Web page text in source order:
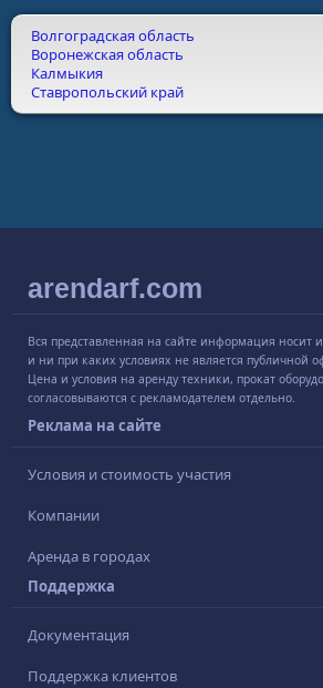
Волгоградская область
Воронежская область
Калмыкия
Ставропольский край
arendarf.com
Вся представленная на сайте информация
и ни при каких условиях не является публичной
Цена и условия на аренду техники, прокат
согласовываются с рекламодателем отдельно.
Реклама на сайте
Условия и стоимость участия
Компании
Аренда в городах
Поддержка
Документация
Поддержка клиентов